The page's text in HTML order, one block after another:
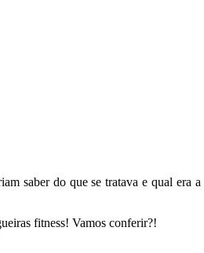
saber do que se tratava e qual era
fitness! Vamos conferir?!